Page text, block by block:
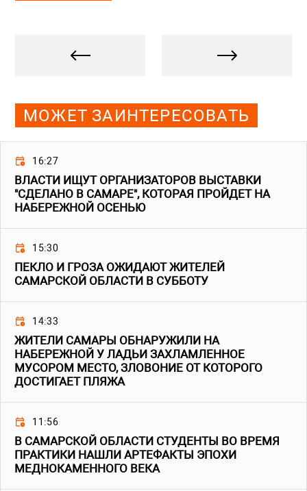
МОЖЕТ ЗАИНТЕРЕСОВАТЬ
16:27
ВЛАСТИ ИЩУТ ОРГАНИЗАТОРОВ ВЫСТАВКИ
"СДЕЛАНО В САМАРЕ", КОТОРАЯ ПРОЙДЕТ НА
НАБЕРЕЖНОЙ ОСЕНЬЮ
15:30
ПЕКЛО И ГРОЗА ОЖИДАЮТ ЖИТЕЛЕЙ
САМАРСКОЙ ОБЛАСТИ В СУББОТУ
14:33
ЖИТЕЛИ САМАРЫ ОБНАРУЖИЛИ НА
НАБЕРЕЖНОЙ У ЛАДЬИ ЗАХЛАМЛЕННОЕ
МУСОРОМ МЕСТО, ЗЛОВОНИЕ ОТ КОТОРОГО
ДОСТИГАЕТ ПЛЯЖА
11:56
В САМАРСКОЙ ОБЛАСТИ СТУДЕНТЫ ВО ВРЕМЯ
ПРАКТИКИ НАШЛИ АРТЕФАКТЫ ЭПОХИ
МЕДНОКАМЕННОГО ВЕКА